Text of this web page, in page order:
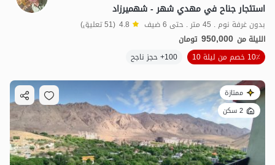
استئجار جناح في مهدي شهر - شهميرزاد
بدون غرفة نوم . 45 متر . حتى 6 ضيف 4.8 (51 تعليق)
الليلة من 950,000 تومان
10٪ خصم من ليلة 10
100+ حجز ناجح
ممتازة
2 سكن